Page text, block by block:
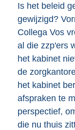
Is het beleid
gewijzigd?
Collega Vos
al die zzp'ers
het kabinet
de
het kabinet
afspraken te
perspectief,
die nu thuis